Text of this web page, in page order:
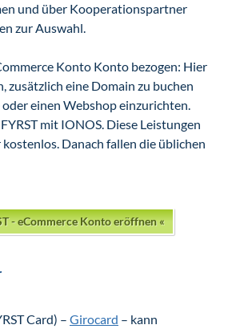
und über Kooperationspartner
zur Auswahl.
Konto Konto bezogen: Hier
zusätzlich eine Domain zu buchen
einen Webshop einzurichten.
mit IONOS. Diese Leistungen
Danach fallen die üblichen
- eCommerce Konto eröffnen «
Card) – Girocard – kann